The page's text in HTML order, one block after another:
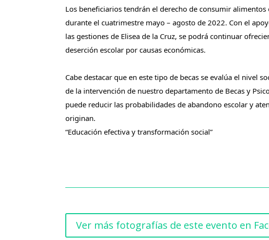
Los beneficiarios tendrán el derecho de consumir
durante el cuatrimestre mayo – agosto de 2022. Con el
las gestiones de Elisea de la Cruz, se podrá continuar
deserción escolar por
Cabe destacar que en este tipo de becas se evalúa el nivel
de la intervención de nuestro departamento de Becas y
puede reducir las probabilidades de abandono escolar y
originan.
“Educación efectiva y transformación social”
Ver más fotografías de este evento en